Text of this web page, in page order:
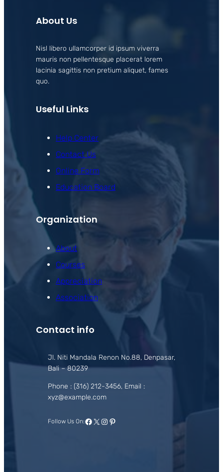
About Us
Nisl libero ullamcorper id ipsum viverra
mauris non pellentesque placerat lorem
lacinia sagittis non pretium aliquet, fames
quo.
Useful Links
Help Center
Contact Us
Online Form
Education Board
Organization
About
Courses
Appreciation
Association
Contact info
Jl. Niti Mandala Renon No.88, Denpasar,
Bali – 80239
Phone : (316) 212-3456, Email :
xyz@example.com
Follow Us On:Facebook
X Instagram
Pinterest